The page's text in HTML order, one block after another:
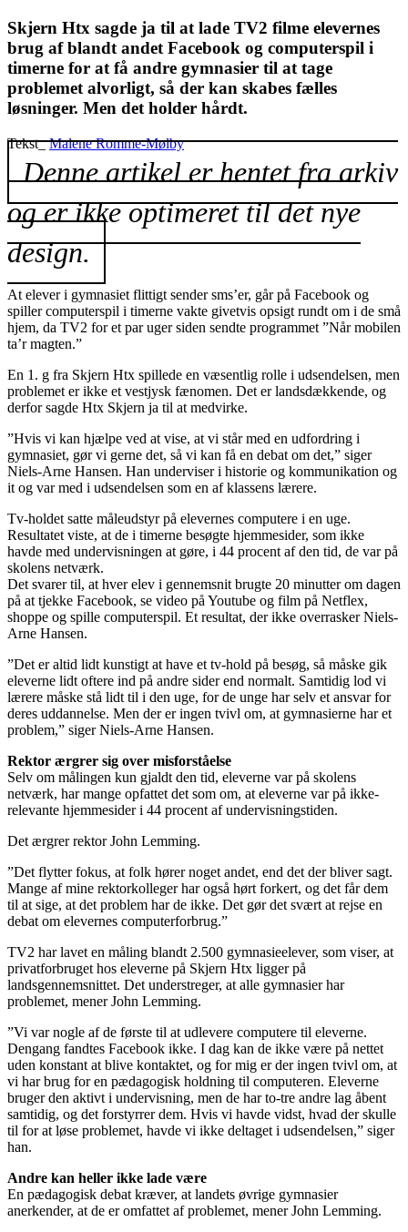
Skjern Htx sagde ja til at lade TV2 filme elevernes
brug af blandt andet Facebook og computerspil i
timerne for at få andre gymnasier til at tage
problemet alvorligt, så der kan skabes fælles
løsninger. Men det holder hårdt.
Tekst_Malene Romme-Mølby
Denne artikel er hentet fra arkiv
og er ikke optimeret til det nye
design.
At elever i gymnasiet flittigt sender sms’er, går på Facebook og
spiller computerspil i timerne vakte givetvis opsigt rundt om i de små
hjem, da TV2 for et par uger siden sendte programmet ”Når mobilen
ta’r magten.”
En 1. g fra Skjern Htx spillede en væsentlig rolle i udsendelsen, men
problemet er ikke et vestjysk fænomen. Det er landsdækkende, og
derfor sagde Htx Skjern ja til at medvirke.
”Hvis vi kan hjælpe ved at vise, at vi står med en udfordring i
gymnasiet, gør vi gerne det, så vi kan få en debat om det,” siger
Niels-Arne Hansen. Han underviser i historie og kommunikation og
it og var med i udsendelsen som en af klassens lærere.
Tv-holdet satte måleudstyr på elevernes computere i en uge.
Resultatet viste, at de i timerne besøgte hjemmesider, som ikke
havde med undervisningen at gøre, i 44 procent af den tid, de var på
skolens netværk.
Det svarer til, at hver elev i gennemsnit brugte 20 minutter om dagen
på at tjekke Facebook, se video på Youtube og film på Netflex,
shoppe og spille computerspil. Et resultat, der ikke overrasker Niels-
Arne Hansen.
”Det er altid lidt kunstigt at have et tv-hold på besøg, så måske gik
eleverne lidt oftere ind på andre sider end normalt. Samtidig lod vi
lærere måske stå lidt til i den uge, for de unge har selv et ansvar for
deres uddannelse. Men der er ingen tvivl om, at gymnasierne har et
problem,” siger Niels-Arne Hansen.
Rektor ærgrer sig over misforståelse
Selv om målingen kun gjaldt den tid, eleverne var på skolens
netværk, har mange opfattet det som om, at eleverne var på ikke-
relevante hjemmesider i 44 procent af undervisningstiden.
Det ærgrer rektor John Lemming.
”Det flytter fokus, at folk hører noget andet, end det der bliver sagt.
Mange af mine rektorkolleger har også hørt forkert, og det får dem
til at sige, at det problem har de ikke. Det gør det svært at rejse en
debat om elevernes computerforbrug.”
TV2 har lavet en måling blandt 2.500 gymnasieelever, som viser, at
privatforbruget hos eleverne på Skjern Htx ligger på
landsgennemsnittet. Det understreger, at alle gymnasier har
problemet, mener John Lemming.
”Vi var nogle af de første til at udlevere computere til eleverne.
Dengang fandtes Facebook ikke. I dag kan de ikke være på nettet
uden konstant at blive kontaktet, og for mig er der ingen tvivl om, at
vi har brug for en pædagogisk holdning til computeren. Eleverne
bruger den aktivt i undervisning, men de har to-tre andre lag åbent
samtidig, og det forstyrrer dem. Hvis vi havde vidst, hvad der skulle
til for at løse problemet, havde vi ikke deltaget i udsendelsen,” siger
han.
Andre kan heller ikke lade være
En pædagogisk debat kræver, at landets øvrige gymnasier
anerkender, at de er omfattet af problemet, mener John Lemming.